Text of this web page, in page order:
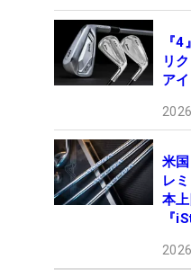
『
リ
ア
米
レ
本
『